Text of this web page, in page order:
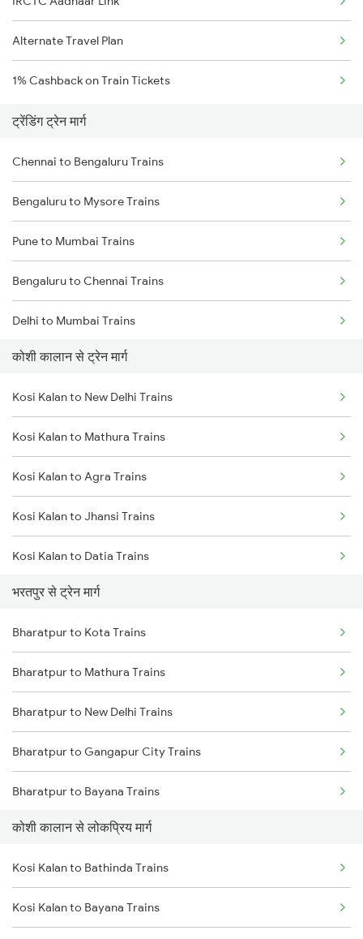
Alternate Travel Plan
1% Cashback on Train Tickets
ट्रेंडिंग ट्रेन मार्ग
Chennai to Bengaluru Trains
Bengaluru to Mysore Trains
Pune to Mumbai Trains
Bengaluru to Chennai Trains
Delhi to Mumbai Trains
Mumbai to Pune Trains
Delhi to Jammu Trains
Mumbai to Delhi Trains
Mumbai to Goa Trains
Chennai to Coimbatore Trains
कोशी कालान से ट्रेन मार्ग
Kosi Kalan to New Delhi Trains
Kosi Kalan to Mathura Trains
Kosi Kalan to Agra Trains
Kosi Kalan to Jhansi Trains
Kosi Kalan to Datia Trains
Kosi Kalan to Meerut Trains
Kosi Kalan to Bhopal Trains
Kosi Kalan to Bayana Trains
भरतपुर से ट्रेन मार्ग
Bharatpur to Kota Trains
Bharatpur to Mathura Trains
Bharatpur to New Delhi Trains
Bharatpur to Gangapur City Trains
Bharatpur to Bayana Trains
Bharatpur to Hindaun Trains
Bharatpur to Jaipur Trains
Bharatpur to Achhnera Trains
कोशी कालान से लोकप्रिय मार्ग
Kosi Kalan to Bathinda Trains
Kosi Kalan to Bayana Trains